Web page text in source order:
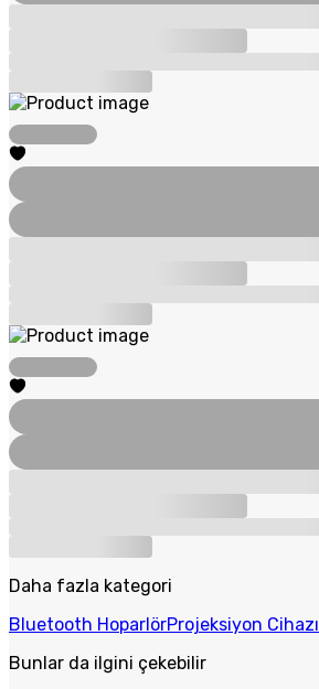
Daha fazla kategori
Bluetooth HoparlörProjeksiyon Cihazı
Bunlar da ilgini çekebilir